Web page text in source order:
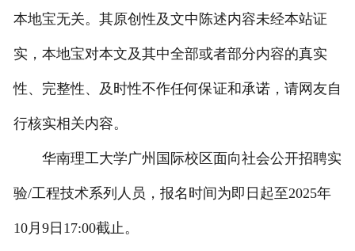
本地宝无关。其原创性及文中陈述内容未经本站证
实，本地宝对本文及其中全部或者部分内容的真实
性、完整性、及时性不作任何保证和承诺，请网友自
行核实相关内容。
华南理工大学广州国际校区面向社会公开招聘实
验/工程技术系列人员，报名时间为即日起至2025年
10月9日17:00截止。